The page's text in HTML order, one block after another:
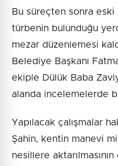
Bu süreçten sonra eski
türbenin bulunduğu
mezar düzenlemesi
Belediye Başkanı
ekiple Dülük Baba
alanda incelemelerde
Yapılacak çalışmalar
Şahin, kentin manevi
nesillere